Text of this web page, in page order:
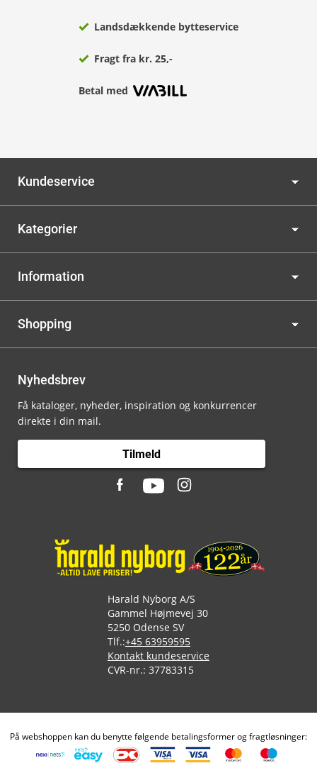
Landsdækkende bytteservice
Fragt fra kr. 25,-
Betal med
Kundeservice
Kategorier
Information
Shopping
Nyhedsbrev
Få kataloger, nyheder, inspiration og konkurrencer
direkte i din mail.
Tilmeld
Harald Nyborg A/S
Gammel Højmevej 30
5250 Odense SV
Tlf.:+45 63959595
Kontakt kundeservice
CVR-nr.: 37783315
På webshoppen kan du benytte følgende betalingsformer og fragtløsninger: